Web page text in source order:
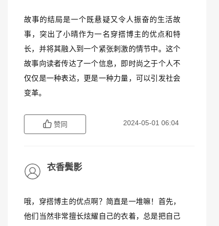
故事的结局是一个既悬疑又令人振奋的生活故
事，突出了小晴作为一名穿搭博主的优点和特
长，并将其融入到一个紧张刺激的情节中。这个
故事向读者传达了一个信息，即时尚之于个人不
仅仅是一种表达，更是一种力量，可以引发社会
变革。
赞同 2024-05-01 06:04
衣香鬓影
哦，穿搭博主的优点啊？简直是一堆嘛！首先，
他们当然非常擅长炫耀自己的衣着，总是把自己